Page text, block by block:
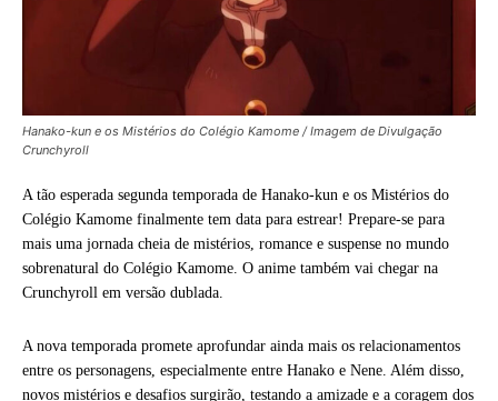
Hanako-kun e os Mistérios do Colégio Kamome / Imagem de Divulgação
Crunchyroll
A tão esperada segunda temporada de Hanako-kun e os Mistérios do
Colégio Kamome finalmente tem data para estrear! Prepare-se para
mais uma jornada cheia de mistérios, romance e suspense no mundo
sobrenatural do Colégio Kamome. O anime também vai chegar na
Crunchyroll em versão dublada.
A nova temporada promete aprofundar ainda mais os relacionamentos
entre os personagens, especialmente entre Hanako e Nene. Além disso,
novos mistérios e desafios surgirão, testando a amizade e a coragem dos